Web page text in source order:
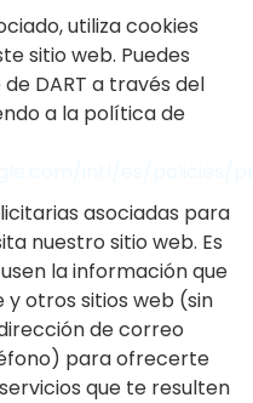
utiliza cookies
sitio web. Puedes
DART a través del
a la política de
asociadas para
nuestro sitio web. Es
la información que
y otros sitios web (sin
de correo
para ofrecerte
que te resulten